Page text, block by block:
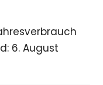
6. August